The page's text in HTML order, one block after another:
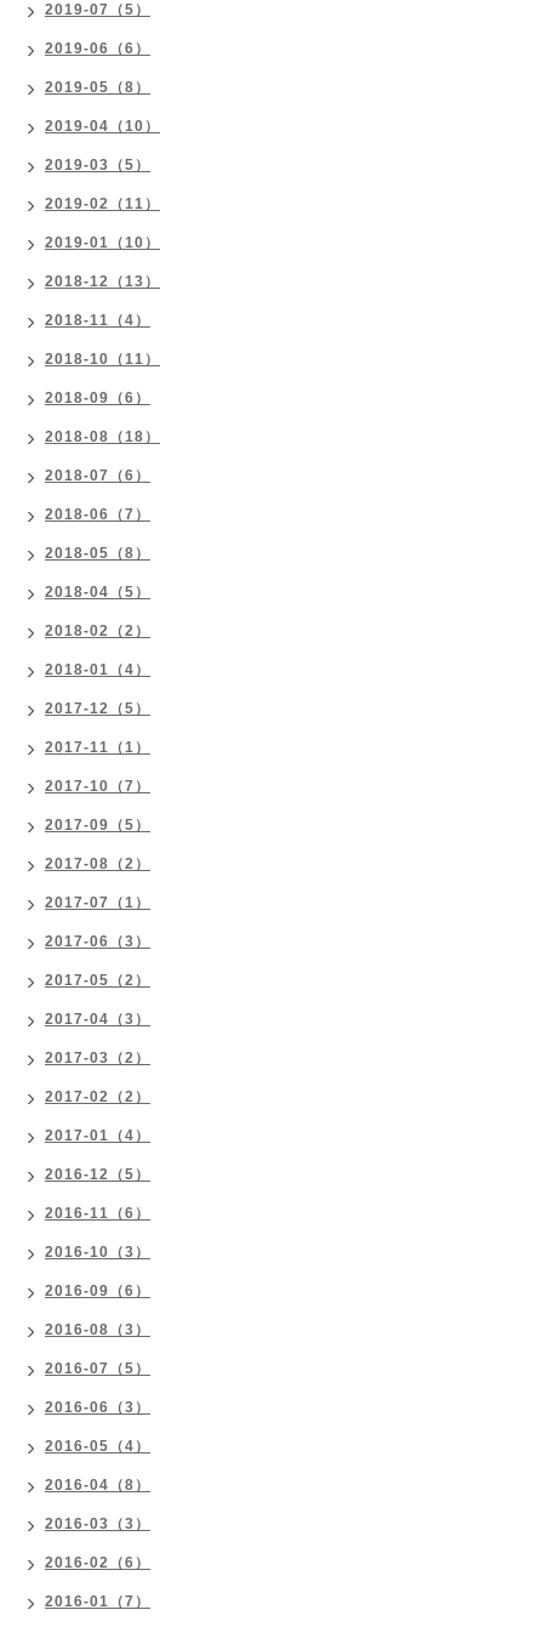
2019-07（5）
2019-06（6）
2019-05（8）
2019-04（10）
2019-03（5）
2019-02（11）
2019-01（10）
2018-12（13）
2018-11（4）
2018-10（11）
2018-09（6）
2018-08（18）
2018-07（6）
2018-06（7）
2018-05（8）
2018-04（5）
2018-02（2）
2018-01（4）
2017-12（5）
2017-11（1）
2017-10（7）
2017-09（5）
2017-08（2）
2017-07（1）
2017-06（3）
2017-05（2）
2017-04（3）
2017-03（2）
2017-02（2）
2017-01（4）
2016-12（5）
2016-11（6）
2016-10（3）
2016-09（6）
2016-08（3）
2016-07（5）
2016-06（3）
2016-05（4）
2016-04（8）
2016-03（3）
2016-02（6）
2016-01（7）